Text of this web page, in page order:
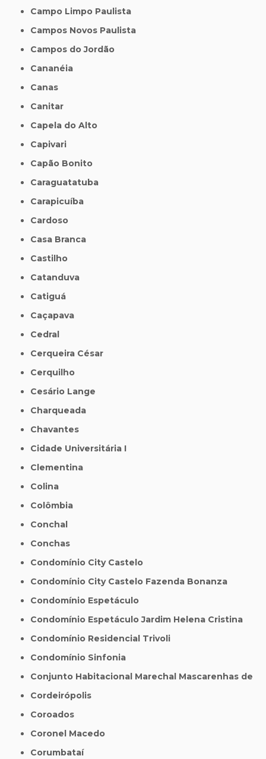
Campo Limpo Paulista
Campos Novos Paulista
Campos do Jordão
Cananéia
Canas
Canitar
Capela do Alto
Capivari
Capão Bonito
Caraguatatuba
Carapicuíba
Cardoso
Casa Branca
Castilho
Catanduva
Catiguá
Caçapava
Cedral
Cerqueira César
Cerquilho
Cesário Lange
Charqueada
Chavantes
Cidade Universitária I
Clementina
Colina
Colômbia
Conchal
Conchas
Condomínio City Castelo
Condomínio City Castelo Fazenda Bonanza
Condomínio Espetáculo
Condomínio Espetáculo Jardim Helena Cristina
Condomínio Residencial Trivoli
Condomínio Sinfonia
Conjunto Habitacional Marechal Mascarenhas de
Cordeirópolis
Coroados
Coronel Macedo
Corumbataí